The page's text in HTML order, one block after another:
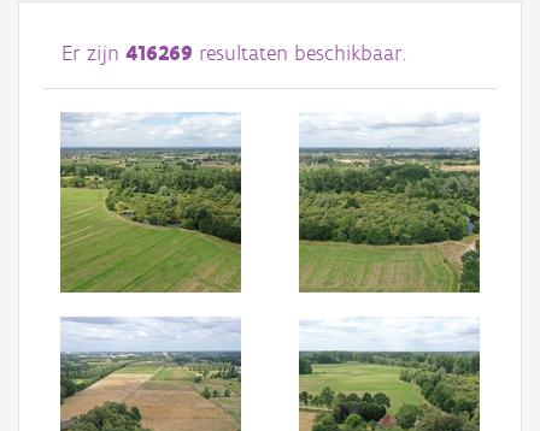
Afbeeldingen
#BeeldIndeKijker
Hergebruik
Over ons
Aanmelden
Er zijn 416269 resultaten beschikbaar.